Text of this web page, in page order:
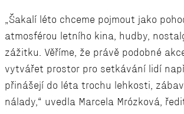
„Šakalí léto chceme pojmout jako
atmosférou letního kina, hudby,
zážitku. Věříme, že právě podobné
vytvářet prostor pro setkávání lidí
přinášejí do léta trochu lehkosti,
nálady,“ uvedla Marcela Mrózková,